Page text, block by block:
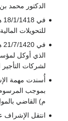
الدكتور محمد
للتحويلات
الذي أوكل
لشركات التأجير
أُسندت مهمة
م) القاضي
انتقل